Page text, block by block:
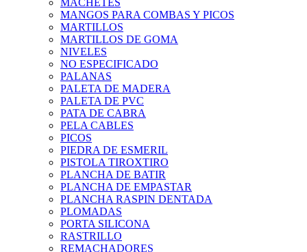
MACHETES
MANGOS PARA COMBAS Y PICOS
MARTILLOS
MARTILLOS DE GOMA
NIVELES
NO ESPECIFICADO
PALANAS
PALETA DE MADERA
PALETA DE PVC
PATA DE CABRA
PELA CABLES
PICOS
PIEDRA DE ESMERIL
PISTOLA TIROXTIRO
PLANCHA DE BATIR
PLANCHA DE EMPASTAR
PLANCHA RASPIN DENTADA
PLOMADAS
PORTA SILICONA
RASTRILLO
REMACHADORES